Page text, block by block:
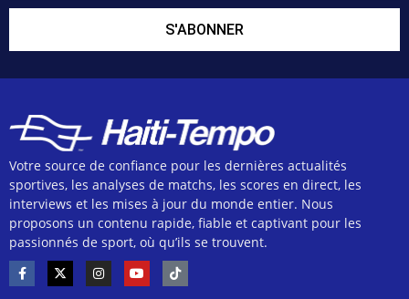
S'ABONNER
Votre source de confiance pour les dernières actualités
sportives, les analyses de matchs, les scores en direct, les
interviews et les mises à jour du monde entier. Nous
proposons un contenu rapide, fiable et captivant pour les
passionnés de sport, où qu’ils se trouvent.